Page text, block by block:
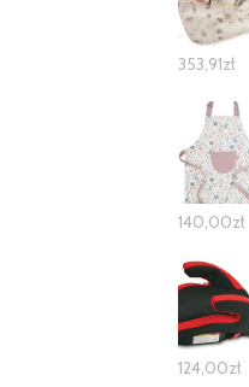
353,91zł
140,00zł
124,00zł